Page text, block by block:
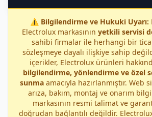
⚠️ Bilgilendirme ve Hukuki Uyarı:
Electrolux markasının yetkili servisi
sahibi firmalar ile herhangi bir
sözleşmeye dayalı ilişkiye sahip
içerikler, Electrolux ürünleri
bilgilendirme, yönlendirme ve özel
sunmaamacıyla hazırlanmıştır. Web
arıza, bakım, montaj ve onarım
markasının resmi talimat ve
doğrudan bağlantılı değildir.